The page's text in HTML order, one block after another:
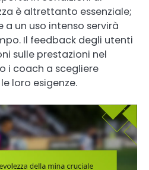
è altrettanto essenziale;
un uso intenso servirà
Il feedback degli utenti
sulle prestazioni nel
i coach a scegliere
loro esigenze.